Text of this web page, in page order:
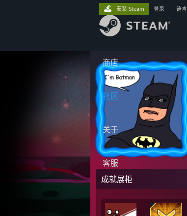
商店
社区
关于
客服
安装 Steam 登录 语言
成就展柜